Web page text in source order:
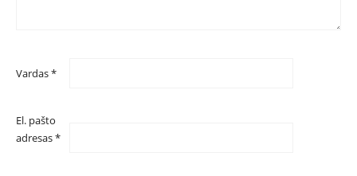
Vardas*
El. pašto
adresas*